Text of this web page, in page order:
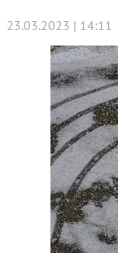
23.03.2023 | 14:11